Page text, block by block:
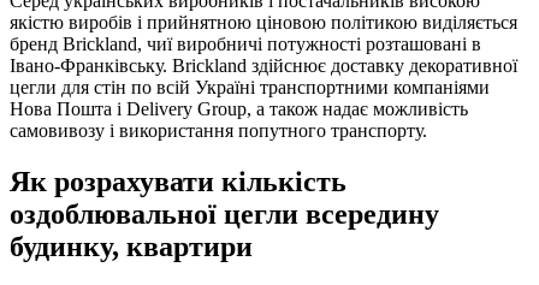
якістю виробів і прийнятною ціновою політикою виділяється
бренд Brickland, чиї виробничі потужності розташовані в
Івано-Франківську. Brickland здійснює доставку декоративної
цегли для стін по всій Україні транспортними компаніями
Нова Пошта і Delivery Group, а також надає можливість
самовивозу і використання попутного транспорту.
Як розрахувати кількість
оздоблювальної цегли всередину
будинку, квартири